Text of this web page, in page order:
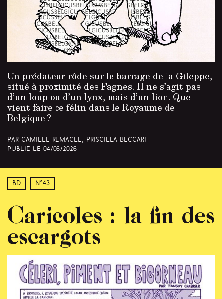
Un prédateur rôde sur le barrage de la Gileppe,
situé à proximité des Fagnes. Il ne s’agit pas
d’un loup ou d’un lynx, mais d’un lion. Que
vient faire ce félin dans le Royaume de
Belgique ?
Par Camille Remacle, Priscilla Beccari
Publié le 04/06/2026
BD N°43
Caricoles : la fin des
escargots